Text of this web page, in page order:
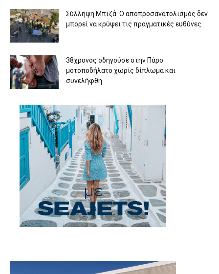
Σύλληψη Μπιζά: Ο αποπροσανατολισμός δεν
μπορεί να κρύψει τις πραγματικές ευθύνες
38χρονος οδηγούσε στην Πάρο
μοτοποδήλατο χωρίς δίπλωμα και
συνελήφθη